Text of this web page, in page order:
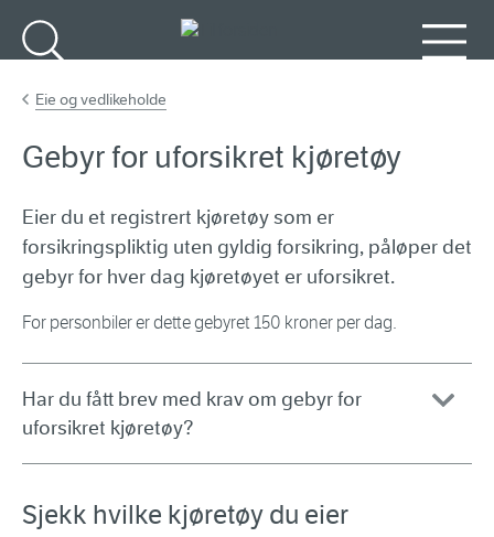
Eie og vedlikeholde
Gebyr for uforsikret kjøretøy
Eier du et registrert kjøretøy som er
forsikringspliktig uten gyldig forsikring, påløper det
gebyr for hver dag kjøretøyet er uforsikret.
For personbiler er dette gebyret 150 kroner per dag.
Har du fått brev med krav om gebyr for
uforsikret kjøretøy?
Sjekk hvilke kjøretøy du eier